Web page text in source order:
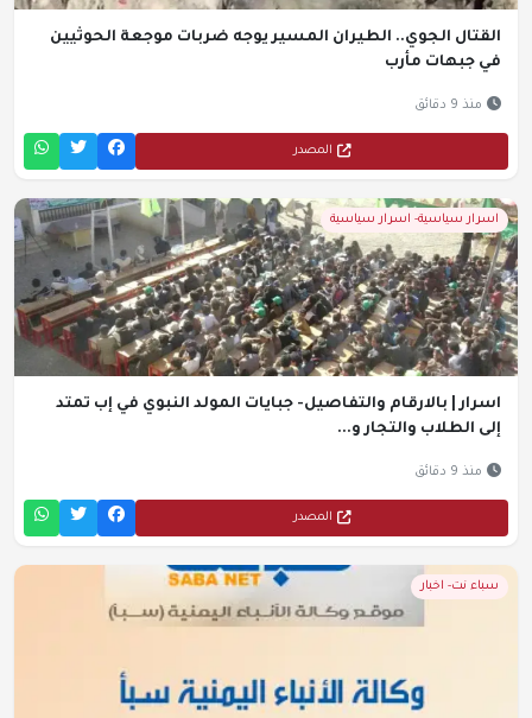
القتال الجوي.. الطيران المسير يوجه ضربات موجعة الحوثيين
في جبهات مأرب
منذ 9 دقائق
المصدر
اسرار سياسية- اسرار سياسية
اسرار | بالارقام والتفاصيل- جبايات المولد النبوي في إب تمتد
إلى الطلاب والتجار و...
منذ 9 دقائق
المصدر
سباء نت- اخبار